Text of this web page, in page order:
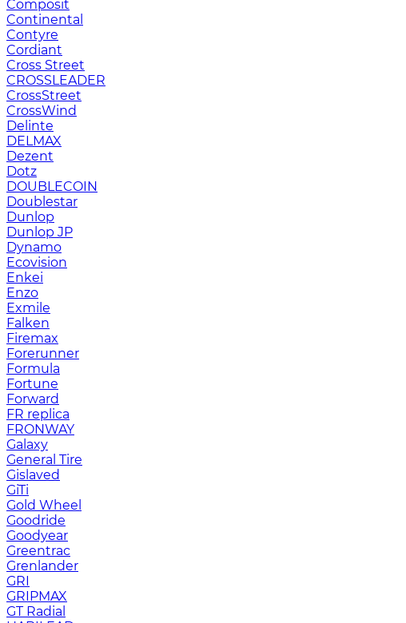
Composit
Continental
Contyre
Cordiant
Cross Street
CROSSLEADER
CrossStreet
CrossWind
Delinte
DELMAX
Dezent
Dotz
DOUBLECOIN
Doublestar
Dunlop
Dunlop JP
Dynamo
Ecovision
Enkei
Enzo
Exmile
Falken
Firemax
Forerunner
Formula
Fortune
Forward
FR replica
FRONWAY
Galaxy
General Tire
Gislaved
GiTi
Gold Wheel
Goodride
Goodyear
Greentrac
Grenlander
GRI
GRIPMAX
GT Radial